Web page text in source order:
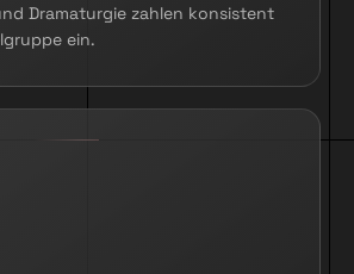
Dramaturgie zahlen konsistent
ein.